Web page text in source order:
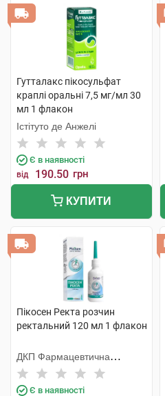
Гутталакс пікосульфат
краплі оральні 7,5 мг/мл 30
мл 1 флакон
Істітуто де Анжелі
Є в наявності
від 190.50 грн
КУПИТИ
Пікосен Ректа розчин
ректальний 120 мл 1 флакон
ДКП Фармацевтична
фабрика
Є в наявності